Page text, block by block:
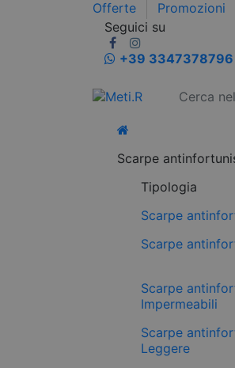
Offerte Promozioni
Seguici su
+39 3347378796
Scarpe
Tipologia
Scarpe
Scarpe
Scarpe
Impermeabili
Scarpe
Leggere